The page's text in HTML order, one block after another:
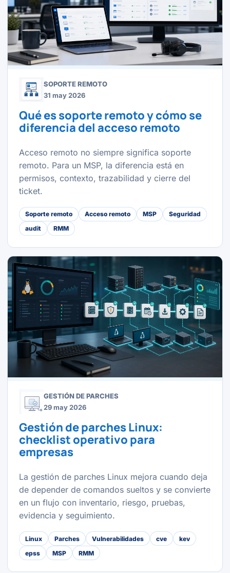
SOPORTE REMOTO
31 may 2026
Qué es soporte remoto y cómo se
diferencia del acceso remoto
Acceso remoto no siempre significa soporte
remoto. Para un MSP, la diferencia está en
permisos, contexto, trazabilidad y cierre del
ticket.
Soporte remoto Acceso remoto MSP
Seguridad
audit
RMM
GESTIÓN DE PARCHES
29 may 2026
Gestión de parches Linux:
checklist operativo para
empresas
La gestión de parches Linux mejora cuando deja
de depender de comandos sueltos y se convierte
en un flujo con inventario, riesgo, pruebas,
evidencia y seguimiento.
Linux Parches Vulnerabilidades cve
kev
epss
MSP RMM